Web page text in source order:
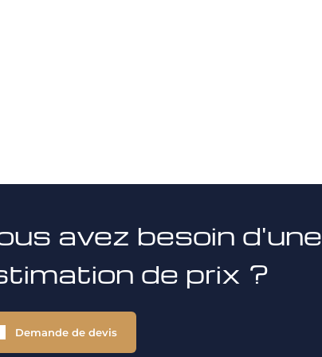
avez besoin d'une
de prix ?
Demande de devis